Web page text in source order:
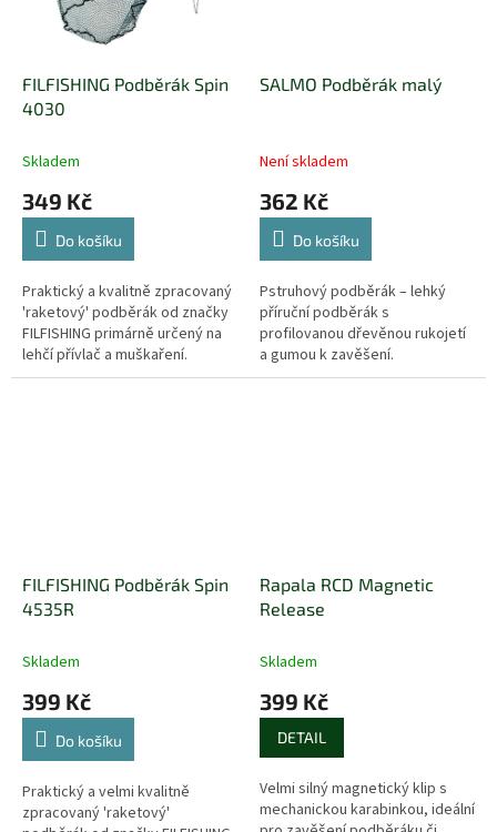
FILFISHING Podběrák Spin
4030
Skladem
349 Kč
Do košíku
Praktický a kvalitně zpracovaný
'raketový' podběrák od značky
FILFISHING primárně určený na
lehčí přívlač a muškaření.
SALMO Podběrák malý
Není skladem
362 Kč
Do košíku
Pstruhový podběrák – lehký
příruční podběrák s
profilovanou dřevěnou rukojetí
a gumou k zavěšení.
FILFISHING Podběrák Spin
4535R
Skladem
399 Kč
Do košíku
Praktický a velmi kvalitně
zpracovaný 'raketový'
Rapala RCD Magnetic
Release
Skladem
399 Kč
DETAIL
Velmi silný magnetický klip s
mechanickou karabinkou, ideální